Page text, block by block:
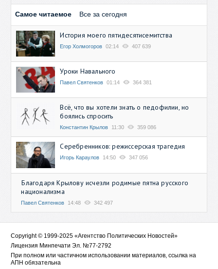
Самое читаемое Все за сегодня
История моего пятидесятисемитства
Егор Холмогоров 02:14 407 639
Уроки Навального
Павел Святенков 01:14 364 381
Всё, что вы хотели знать о педофилии, но
боялись спросить
Константин Крылов 11:30 359 086
Серебренников: режиссерская трагедия
Игорь Караулов 14:50 347 056
Благодаря Крылову исчезли родимые пятна русского
национализма
Павел Святенков 14:48 342 497
Copyright © 1999-2025 «Агентство Политических Новостей»
Лицензия Минпечати Эл. №77-2792
При полном или частичном использовании материалов, ссылка на
АПН обязательна